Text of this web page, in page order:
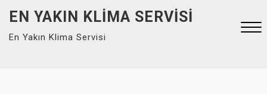
content
EN YAKIN KLIMA SERVISI
En Yakın Klima Servisi